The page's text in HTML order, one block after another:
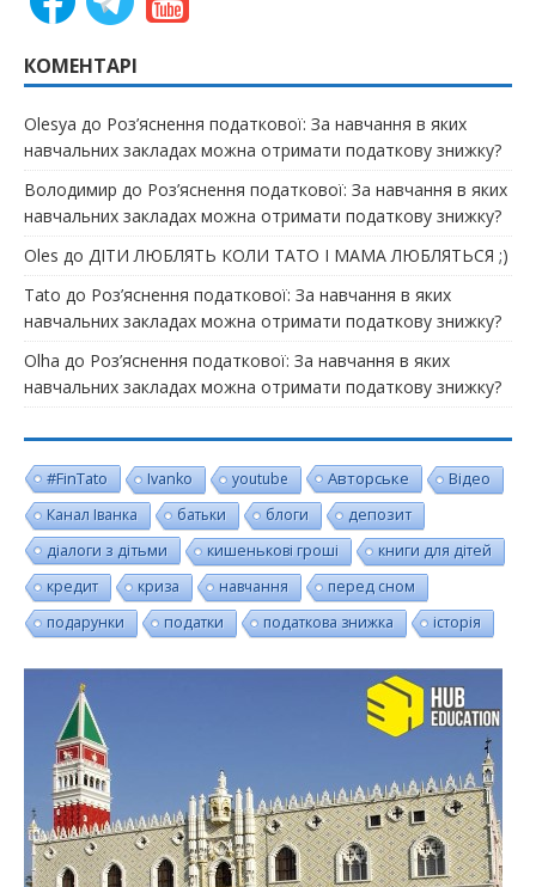
КОМЕНТАРІ
Olesya до Роз’яснення податкової: За навчання в яких
навчальних закладах можна отримати податкову знижку?
Володимир до Роз’яснення податкової: За навчання в яких
навчальних закладах можна отримати податкову знижку?
Oles до ДІТИ ЛЮБЛЯТЬ КОЛИ ТАТО І МАМА ЛЮБЛЯТЬСЯ ;)
Tato до Роз’яснення податкової: За навчання в яких
навчальних закладах можна отримати податкову знижку?
Olha до Роз’яснення податкової: За навчання в яких
навчальних закладах можна отримати податкову знижку?
#FinTato Ivanko youtube Авторське
Відео
Канал Іванка
батьки блоги депозит
діалоги з дітьми кишенькові гроші
книги для дітей
кредит
криза навчання
перед сном
подарунки
податки податкова знижка історія